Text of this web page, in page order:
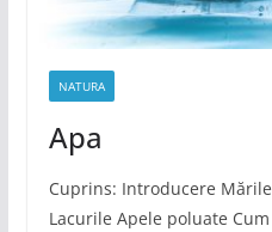
NATURA
Apa
Cuprins: Introducere
Lacurile Apele poluate